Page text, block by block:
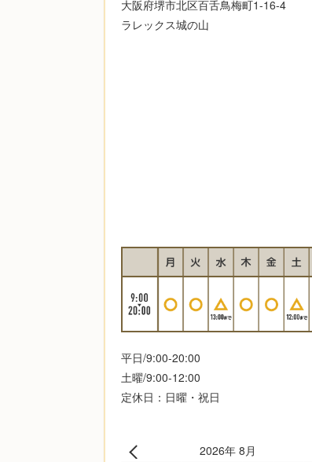
大阪府堺市北区百舌鳥梅町1-16-4
ラレックス城の山
平日/9:00-20:00
土曜/9:00-12:00
定休日：日曜・祝日
2026年 8月